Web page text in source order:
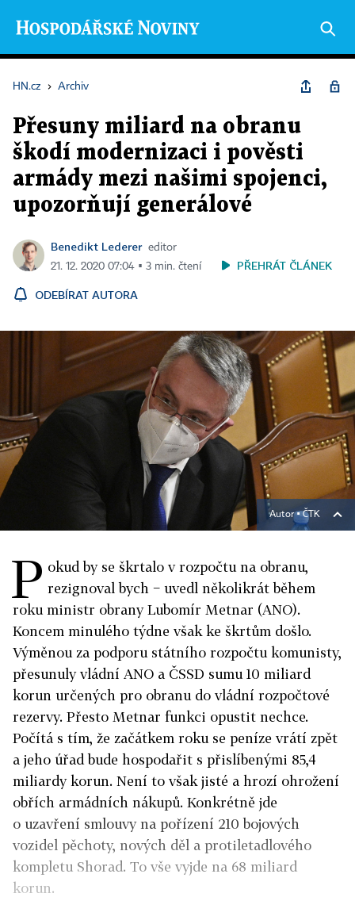
HN.cz › Archiv
Přesuny miliard na obranu
škodí modernizaci i pověsti
armády mezi našimi spojenci,
upozorňují generálové
Benedikt Lederer editor
21. 12. 2020 07:04 ▪ 3 min. čtení
PŘEHRÁT ČLÁNEK
ODEBÍRAT AUTORA
Autor ▪ČTK
P okud by se škrtalo v rozpočtu na obranu,
rezignoval bych − uvedl několikrát během
roku ministr obrany Lubomír Metnar (ANO).
Koncem minulého týdne však ke škrtům došlo.
Výměnou za podporu státního rozpočtu komunisty,
přesunuly vládní ANO a ČSSD sumu 10 miliard
korun určených pro obranu do vládní rozpočtové
rezervy. Přesto Metnar funkci opustit nechce.
Počítá s tím, že začátkem roku se peníze vrátí zpět
a jeho úřad bude hospodařit s přislíbenými 85,4
miliardy korun. Není to však jisté a hrozí ohrožení
obřích armádních nákupů. Konkrétně jde
o uzavření smlouvy na pořízení 210 bojových
vozidel pěchoty, nových děl a protiletadlového
kompletu Shorad. To vše vyjde na 68 miliard
korun.